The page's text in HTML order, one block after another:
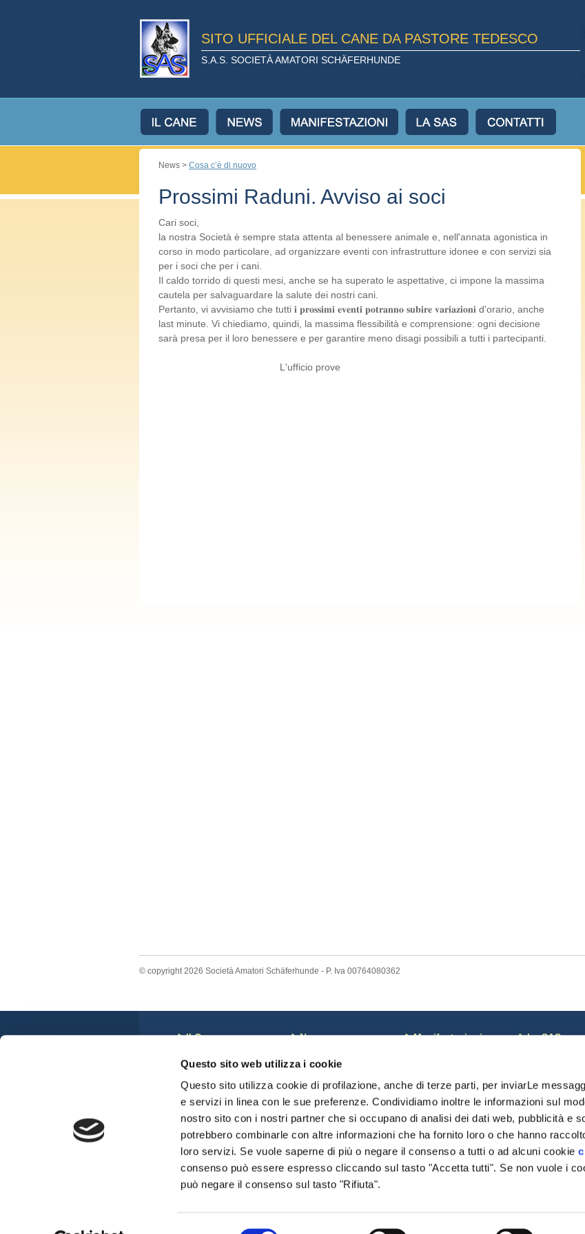
Questo sito web utilizza i cookie
Questo sito utilizza cookie di profilazione, anche di terze parti, per inviarLe
e servizi in linea con le sue preferenze. Condividiamo inoltre le informazioni sul
nostro sito con i nostri partner che si occupano di analisi dei dati web, pubblicità e
potrebbero combinarle con altre informazioni che ha fornito loro o che hanno
loro servizi. Se vuole saperne di più o negare il consenso a tutti o ad alcuni cookie
consenso può essere espresso cliccando sul tasto "Accetta tutti". Se non vuole i
può negare il consenso sul tasto "Rifiuta".
SITO UFFICIALE DEL CANE DA PASTORE TEDESCO
S.A.S. SOCIETÀ AMATORI SCHÄFERHUNDE
News > Cosa c’è di nuovo
Prossimi Raduni. Avviso ai soci
Cari soci,
la nostra Società è sempre stata attenta al benessere animale e, nell'annata agonistica in
corso in modo particolare, ad organizzare eventi con infrastrutture idonee e con servizi sia
per i soci che per i cani.
Il caldo torrido di questi mesi, anche se ha superato le aspettative, ci impone la massima
cautela per salvaguardare la salute dei nostri cani.
Pertanto, vi avvisiamo che tutti 𝐢 𝐩𝐫𝐨𝐬𝐬𝐢𝐦𝐢 𝐞𝐯𝐞𝐧𝐭𝐢 𝐩𝐨𝐭𝐫𝐚𝐧𝐧𝐨 𝐬𝐮𝐛𝐢𝐫𝐞 𝐯𝐚𝐫𝐢𝐚𝐳𝐢𝐨𝐧𝐢 d'orario, anche
last minute. Vi chiediamo, quindi, la massima flessibilità e comprensione: ogni decisione
sarà presa per il loro benessere e per garantire meno disagi possibili a tutti i partecipanti.
L'ufficio prove
© copyright 2026 Società Amatori Schäferhunde - P. Iva 00764080362
Il Cane
Anatomia del Cane
Standard di Razza
Cuccioli Disponibili
News
Notizie dal Mondo
Soci sospesi
Comunicazioni monte
Manifestazioni
Risultati Campionati
Risultati Manifestazioni
Date importanti
Modulistica
La SAS
Statuto SAS
Cariche
Organismi
Modulistica